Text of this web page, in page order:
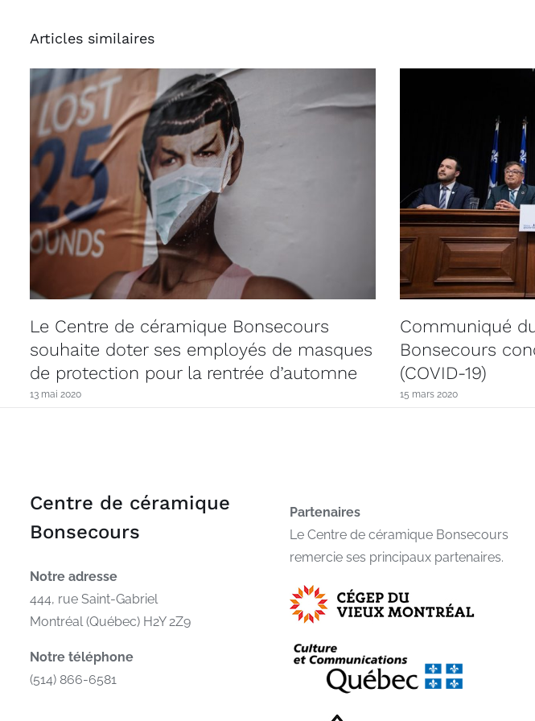
Articles similaires
Le Centre de céramique Bonsecours
souhaite doter ses employés de masques
de protection pour la rentrée d’automne
13 mai 2020
Communiqué
Bonsecours
(COVID-19)
15 mars 2020
Centre de céramique
Bonsecours
Notre adresse
444, rue Saint-Gabriel
Montréal (Québec) H2Y 2Z9
Notre téléphone
(514) 866-6581
Partenaires
Le Centre de céramique Bonsecours
remercie ses principaux partenaires.